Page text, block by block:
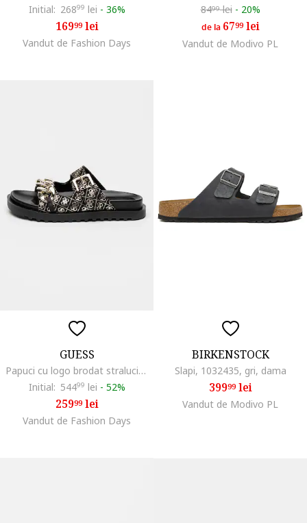
Initial: 26899 lei - 36%
16999lei
Vandut de Fashion Days
8499lei - 20%
de la 6799lei
Vandut de Modivo PL
GUESS
Papuci cu logo brodat stralucitor, 46375
Initial: 54499 lei - 52%
25999lei
Vandut de Fashion Days
BIRKENSTOCK
Slapi, 1032435, gri, dama
39999lei
Vandut de Modivo PL